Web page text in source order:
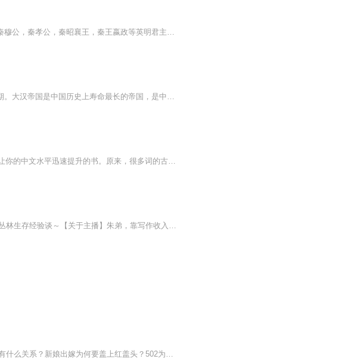
春秋乱世，秦国地处偏远，土地贫瘠，兵力不足，数百年间，经过秦穆公，秦孝公，秦昭襄王，秦王嬴政等英明君主的励精图治，加之百里奚商鞅百范雎白起等名城良将的敬礼辅佐，秦国一步步强大到秦始皇时期，建立了我国历历史上的第一个大一统王朝，但由于秦二...
汉朝是继短暂的秦朝之后出现的朝代，分为西汉与东汉两个历史时期。大汉帝国是中国历史上寿命最长的帝国，是中华民族创造活力充沛，人性也较为高扬的时期。他和之前的秦帝国一起，开发并发展了一种崭新的政治制度和社会文化，其成就在中国历史上是无法磨灭...
《这个词,原来是这个意思!2》是一部有关词语身世的故事书，一部让你的中文水平迅速提升的书。原来，很多词的古今用法竟然如此不同，让国学行家带领你重返语文的历史现场，一次看完200则词条当初如何诞生，又如何演变成今日的用法，既长见识，又长知识。原...
保持创意，坚持主见。原《嘿啾Hey Jude》。主打高敏感人的商业丛林生存经验谈～【关于主播】朱弟，靠写作收入破百万的infp自由职业第4年《P人时间管理指南》作者 (朋友圈购买~)《高敏感人的副业/接案大补帖》作者【联络】- 小红书：朱弟-公众号：嘿啾Hey J...
解你一惑：传说中的“蒙汗药”到底是什么药？古建筑和“五脊六兽”都有什么关系？新娘出嫁为何要盖上红盖头？502为什么不粘装它的容器？身份证里藏着哪些“小秘密”？电脑为什么没有A盘与B盘？吃你一惊：孔子：我没有看不起女人！文人：视金钱如粪土这话不...